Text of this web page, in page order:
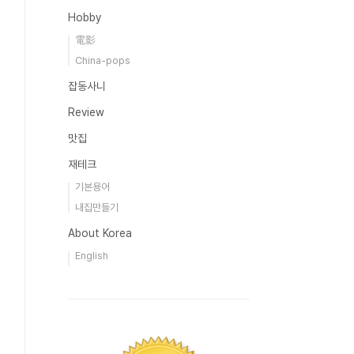
Hobby
電影
China-pops
잡동사니
Review
맛집
재테크
기본용어
내집만들기
About Korea
English